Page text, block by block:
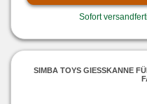
Sofort
SIMBA TOYS GIESSKANNE